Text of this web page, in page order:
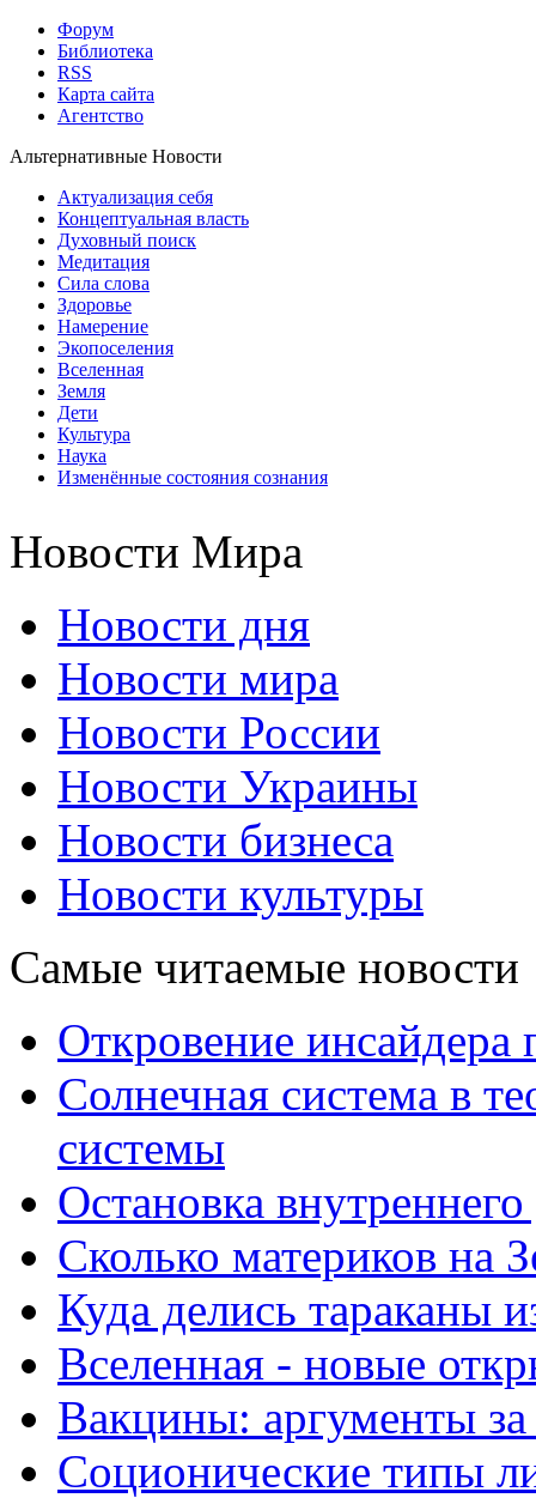
Форум
Библиотека
RSS
Карта сайта
Агентство
Альтернативные Новости
Актуализация себя
Концептуальная власть
Духовный поиск
Медитация
Сила слова
Здоровье
Намерение
Экопоселения
Вселенная
Земля
Дети
Культура
Наука
Изменённые состояния сознания
Новости Мира
Новости дня
Новости мира
Новости России
Новости Украины
Новости бизнеса
Новости культуры
Самые читаемые новости
Откровение инсайдера
Солнечная система в
системы
Остановка внутреннего
Сколько материков на
Куда делись тараканы
Вселенная - новые
Вакцины: аргументы
Соционические типы